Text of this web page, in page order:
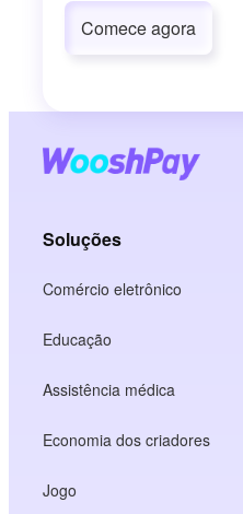
Comece agora
Soluções
Comércio eletrônico
Educação
Assistência médica
Economia dos criadores
Jogo